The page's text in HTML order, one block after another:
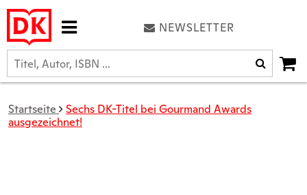
NEWSLETTER
Startseite
Sechs DK-Titel bei Gourmand Awards
ausgezeichnet!